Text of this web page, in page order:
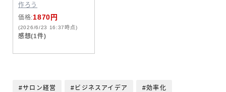
作ろう
価格:1870円
(2026/6/23 16:37時点)
感想(1件)
#サロン経営 #ビジネスアイデア #効率化